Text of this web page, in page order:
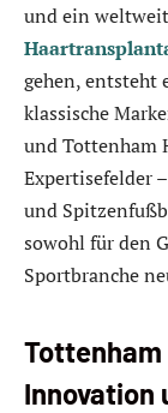
und ein
gehen, entsteht
klassische
und Tottenham
Expertisefelder
und
sowohl für den
Sportbranche
Innovation